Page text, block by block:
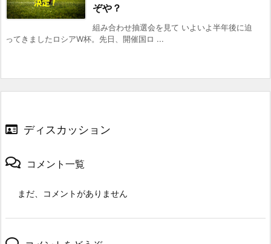
ぞや？
組み合わせ抽選会を見て いよいよ半年後に迫
ってきましたロシアW杯。先日、開催国ロ ...
ディスカッション
コメント一覧
まだ、コメントがありません